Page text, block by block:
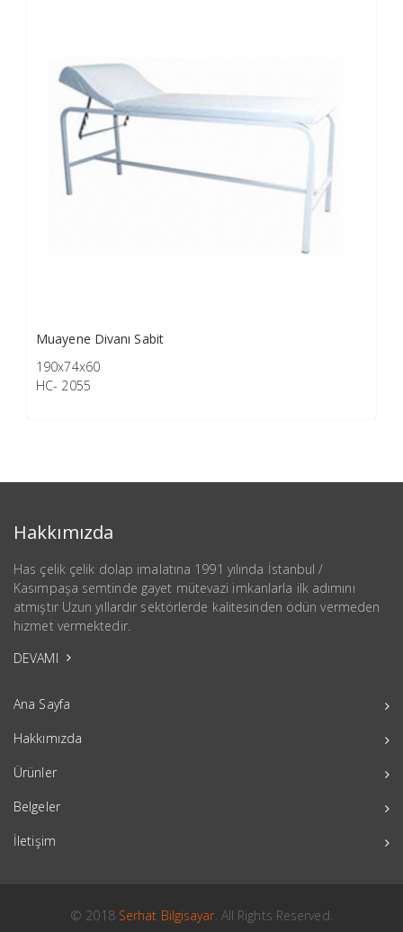
Muayene Divanı Sabit
190x74x60
HC- 2055
Hakkımızda
Has çelik çelik dolap imalatına 1991 yılında İstanbul /
Kasımpaşa semtinde gayet mütevazi imkanlarla ilk adımını
atmıştır Uzun yıllardır sektörlerde kalitesinden ödün vermeden
hizmet vermektedir.
DEVAMI
Ana Sayfa
Hakkımızda
Ürünler
Belgeler
İletişim
© 2018 Serhat Bilgisayar . All Rights Reserved.